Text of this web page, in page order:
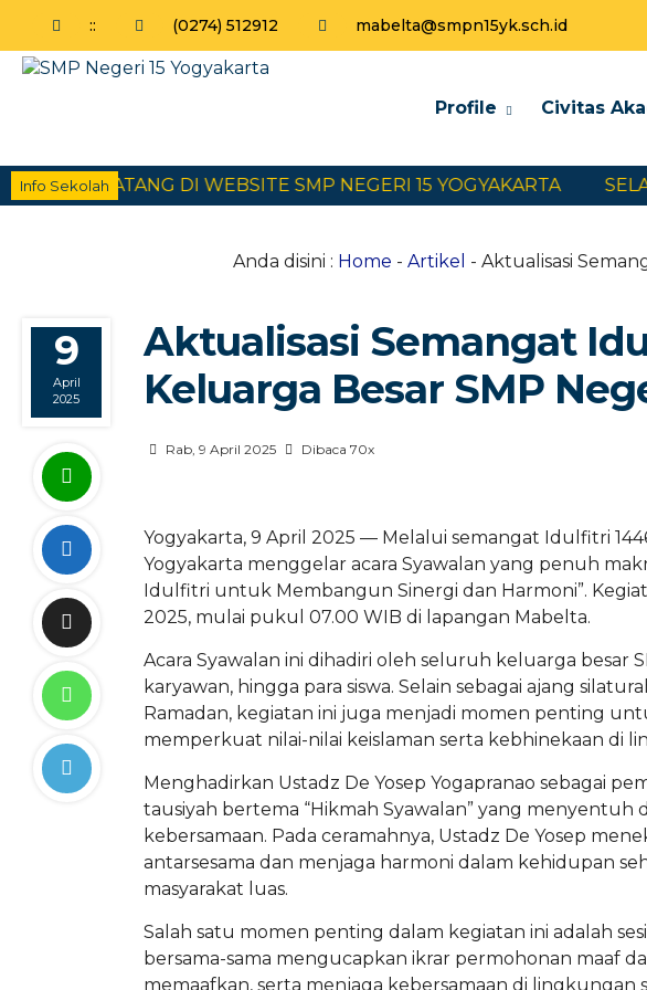
:: (0274) 512912 mabelta@smpn15yk.sch.id
Profile Civitas
Info Sekolah
DATANG DI WEBSITE SMP NEGERI 15 YOGYAKARTA SELAMAT
Anda disini : Home - Artikel - Aktualisasi
9
April
2025
Aktualisasi Semangat
Keluarga Besar SMP
Rab, 9 April 2025 Dibaca 70x
Yogyakarta, 9 April 2025 — Melalui semangat Idulfitri
Yogyakarta menggelar acara Syawalan yang penuh
Idulfitri untuk Membangun Sinergi dan Harmoni”.
2025, mulai pukul 07.00 WIB di lapangan Mabelta.
Acara Syawalan ini dihadiri oleh seluruh keluarga besar
karyawan, hingga para siswa. Selain sebagai ajang
Ramadan, kegiatan ini juga menjadi momen penting
memperkuat nilai-nilai keislaman serta kebhinekaan di
Menghadirkan Ustadz De Yosep Yogapranao sebagai
tausiyah bertema “Hikmah Syawalan” yang
kebersamaan. Pada ceramahnya, Ustadz De Yosep
antarsesama dan menjaga harmoni dalam kehidupan
masyarakat luas.
Salah satu momen penting dalam kegiatan ini adalah
bersama-sama mengucapkan ikrar permohonan maaf
memaafkan, serta menjaga kebersamaan di lingkungan